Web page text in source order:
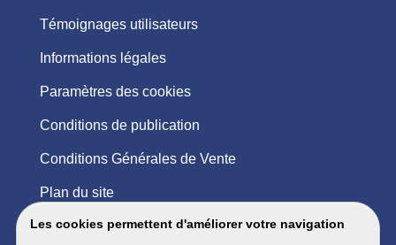
Les cookies permettent d'améliorer votre navigation
Témoignages utilisateurs
Informations légales
Paramètres des cookies
Conditions de publication
Conditions Générales de Vente
Plan du site